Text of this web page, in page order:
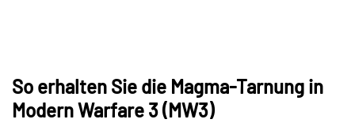
So erhalten Sie die Magma-Tarnung in
Modern Warfare 3 (MW3)